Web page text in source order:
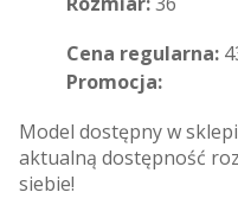
Cena regularna:
Promocja:
Model dostępny w
aktualną dostępność
siebie!